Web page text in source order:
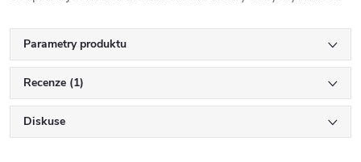
Parametry produktu
Recenze (1)
Diskuse